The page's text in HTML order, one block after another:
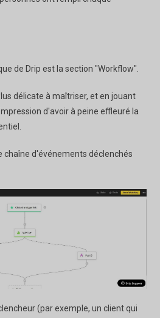
de Drip est la section "Workflow".
délicate à maîtriser, et en jouant
d'avoir à peine effleuré la
chaîne d'événements déclenchés
(par exemple, un client qui